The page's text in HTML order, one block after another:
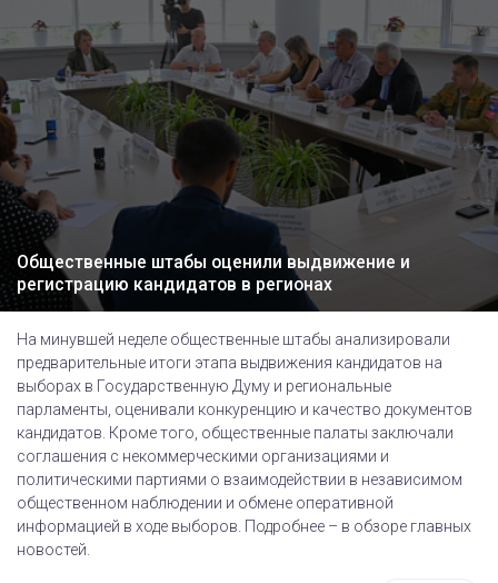
Общественные штабы оценили выдвижение и
регистрацию кандидатов в регионах
На минувшей неделе общественные штабы анализировали
предварительные итоги этапа выдвижения кандидатов на
выборах в Государственную Думу и региональные
парламенты, оценивали конкуренцию и качество документов
кандидатов. Кроме того, общественные палаты заключали
соглашения с некоммерческими организациями и
политическими партиями о взаимодействии в независимом
общественном наблюдении и обмене оперативной
информацией в ходе выборов. Подробнее – в обзоре главных
новостей.